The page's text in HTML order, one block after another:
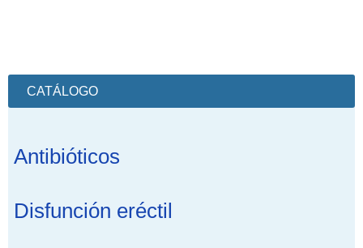
CATÁLOGO
Antibióticos
Disfunción eréctil